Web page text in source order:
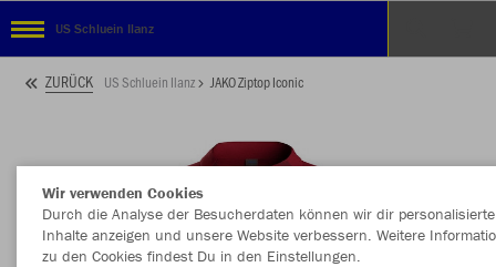
US Schluein Ilanz
ZURÜCK US Schluein Ilanz JAKO Ziptop Iconic
Wir verwenden Cookies
Durch die Analyse der Besucherdaten können wir dir personalisierte
Inhalte anzeigen und unsere Website verbessern. Weitere
zu den Cookies findest Du in den Einstellungen.